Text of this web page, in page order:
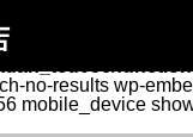
oya-
wp-
no-results wp-
mobile_device